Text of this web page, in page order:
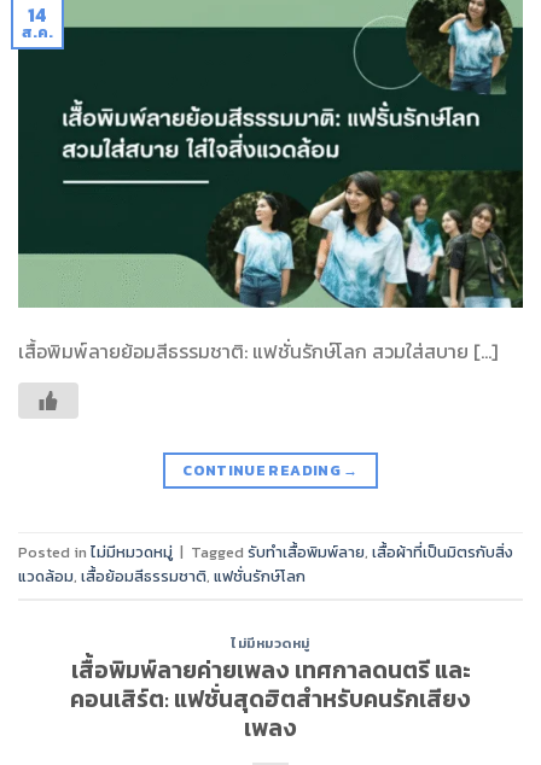
14
ส.ค.
เสื้อพิมพ์ลายย้อมสีธรรมชาติ: แฟชั่นรักษ์โลก สวมใส่สบาย […]
CONTINUE READING →
Posted in ไม่มีหมวดหมู่ | Tagged รับทำเสื้อพิมพ์ลาย, เสื้อผ้าที่เป็นมิตรกับสิ่ง
แวดล้อม, เสื้อย้อมสีธรรมชาติ, แฟชั่นรักษ์โลก
ไม่มีหมวดหมู่
เสื้อพิมพ์ลายค่ายเพลง เทศกาลดนตรี และ
คอนเสิร์ต: แฟชั่นสุดฮิตสำหรับคนรักเสียง
เพลง